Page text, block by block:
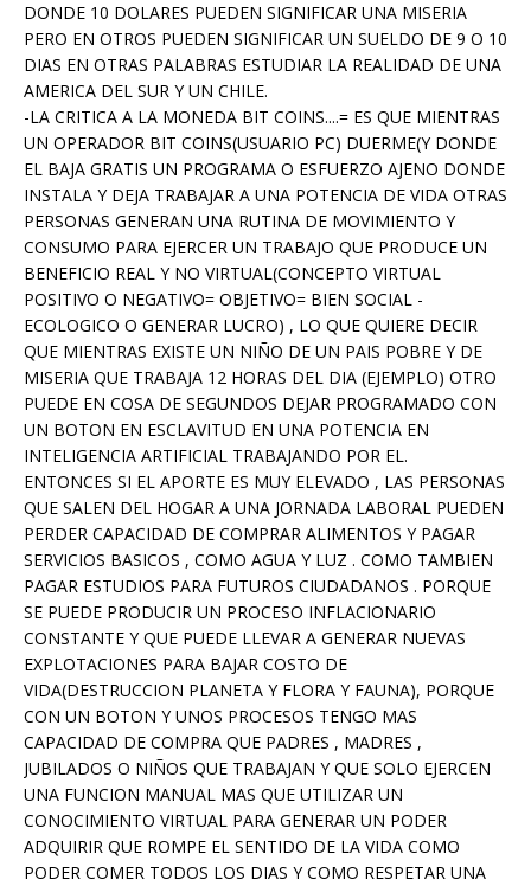
DONDE 10 DOLARES PUEDEN SIGNIFICAR UNA MISERIA
PERO EN OTROS PUEDEN SIGNIFICAR UN SUELDO DE 9 O 10
DIAS EN OTRAS PALABRAS ESTUDIAR LA REALIDAD DE UNA
AMERICA DEL SUR Y UN CHILE.
-LA CRITICA A LA MONEDA BIT COINS....= ES QUE MIENTRAS
UN OPERADOR BIT COINS(USUARIO PC) DUERME(Y DONDE
EL BAJA GRATIS UN PROGRAMA O ESFUERZO AJENO DONDE
INSTALA Y DEJA TRABAJAR A UNA POTENCIA DE VIDA OTRAS
PERSONAS GENERAN UNA RUTINA DE MOVIMIENTO Y
CONSUMO PARA EJERCER UN TRABAJO QUE PRODUCE UN
BENEFICIO REAL Y NO VIRTUAL(CONCEPTO VIRTUAL
POSITIVO O NEGATIVO= OBJETIVO= BIEN SOCIAL -
ECOLOGICO O GENERAR LUCRO) , LO QUE QUIERE DECIR
QUE MIENTRAS EXISTE UN NIÑO DE UN PAIS POBRE Y DE
MISERIA QUE TRABAJA 12 HORAS DEL DIA (EJEMPLO) OTRO
PUEDE EN COSA DE SEGUNDOS DEJAR PROGRAMADO CON
UN BOTON EN ESCLAVITUD EN UNA POTENCIA EN
INTELIGENCIA ARTIFICIAL TRABAJANDO POR EL.
ENTONCES SI EL APORTE ES MUY ELEVADO , LAS PERSONAS
QUE SALEN DEL HOGAR A UNA JORNADA LABORAL PUEDEN
PERDER CAPACIDAD DE COMPRAR ALIMENTOS Y PAGAR
SERVICIOS BASICOS , COMO AGUA Y LUZ . COMO TAMBIEN
PAGAR ESTUDIOS PARA FUTUROS CIUDADANOS . PORQUE
SE PUEDE PRODUCIR UN PROCESO INFLACIONARIO
CONSTANTE Y QUE PUEDE LLEVAR A GENERAR NUEVAS
EXPLOTACIONES PARA BAJAR COSTO DE
VIDA(DESTRUCCION PLANETA Y FLORA Y FAUNA), PORQUE
CON UN BOTON Y UNOS PROCESOS TENGO MAS
CAPACIDAD DE COMPRA QUE PADRES , MADRES ,
JUBILADOS O NIÑOS QUE TRABAJAN Y QUE SOLO EJERCEN
UNA FUNCION MANUAL MAS QUE UTILIZAR UN
CONOCIMIENTO VIRTUAL PARA GENERAR UN PODER
ADQUIRIR QUE ROMPE EL SENTIDO DE LA VIDA COMO
PODER COMER TODOS LOS DIAS Y COMO RESPETAR UNA